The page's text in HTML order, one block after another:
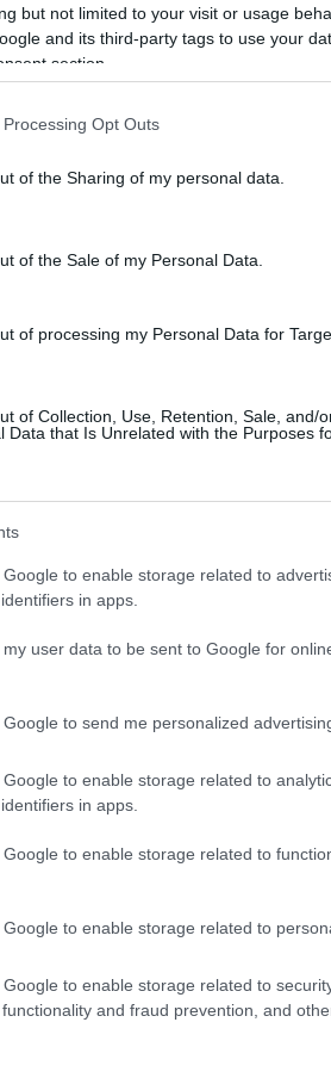
but not limited to your visit or usage
and its third-party tags to use your
section.
Opt Outs
of the Sharing of my personal data.
of the Sale of my Personal Data.
of processing my Personal Data for
of Collection, Use, Retention, Sale, and/
Data that Is Unrelated with the Purposes
to enable storage related to
in apps.
user data to be sent to Google for
to send me personalized
to enable storage related to
in apps.
to enable storage related to
to enable storage related to
to enable storage related to
and fraud prevention, and